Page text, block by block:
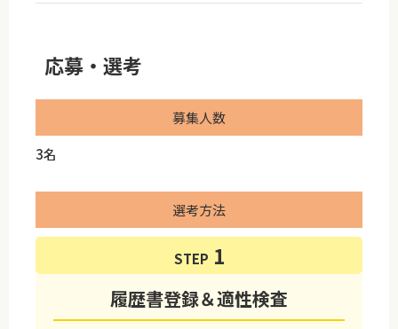
応募・選考
募集人数
3名
選考方法
STEP
履歴書登録＆適性検査